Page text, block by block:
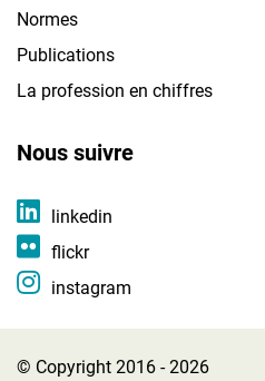
Normes
Publications
La profession en chiffres
Nous suivre
linkedin
flickr
instagram
© Copyright 2016 - 2026